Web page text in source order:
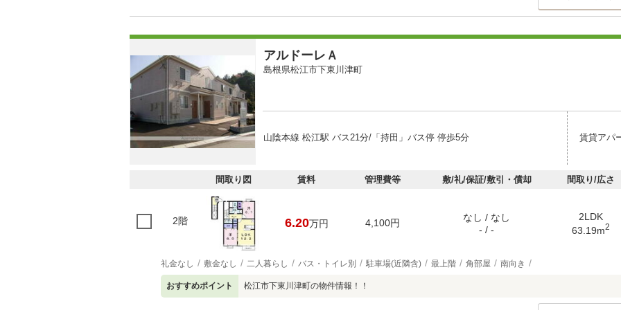
アルドーレＡ
島根県松江市下東川津町
山陰本線 松江駅 バス21分/「持田」バス停 停歩5分 賃貸アパ
間取り図 賃料 管理費等 敷/礼/保証/敷引・償却 間取り/広さ
2階 6.20万円 4,100円
なし / なし
- / -
2LDK
63.19m2
礼金なし 敷金なし 二人暮らし バス・トイレ別 駐車場(近隣含) 最上階 角部屋 南向き
おすすめポイント 松江市下東川津町の物件情報！！